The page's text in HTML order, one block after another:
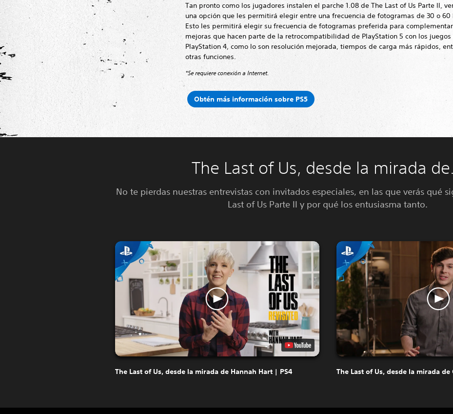
Tan pronto como los jugadores instalen el parche 1.08 de The Last of Us Parte II,
una opción que les permitirá elegir entre una frecuencia de fotogramas de 30 o 60
Esto les permitirá elegir su frecuencia de fotogramas preferida para
mejoras que hacen parte de la retrocompatibilidad de PlayStation 5 con los juegos
PlayStation 4, como lo son resolución mejorada, tiempos de carga más rápidos,
otras funciones.
*Se requiere conexión a Internet.
Obtén más información sobre PS5
The Last of Us, desde la mirada
No te pierdas nuestras entrevistas con invitados especiales, en las que verás qué
Last of Us Parte II y por qué los entusiasma tanto.
The Last of Us, desde la mirada de Hannah Hart | PS4 The Last of Us, desde la mirada